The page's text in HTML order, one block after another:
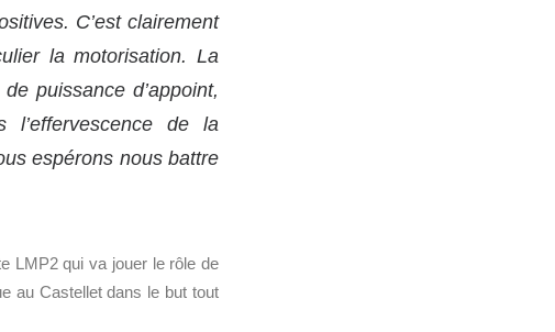
C’est clairement
la motorisation. La
puissance d’appoint,
de la
espérons nous battre
LMP2 qui va jouer le rôle de
au Castellet dans le but tout